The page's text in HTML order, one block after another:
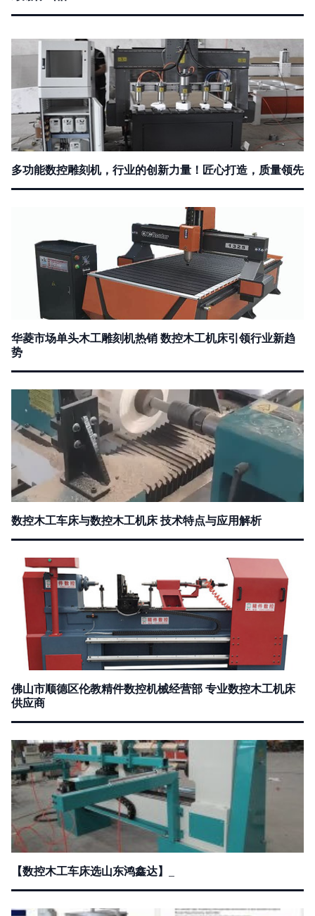
多功能数控雕刻机，行业的创新力量！匠心打造，质量领先
华菱市场单头木工雕刻机热销 数控木工机床引领行业新趋
势
数控木工车床与数控木工机床 技术特点与应用解析
佛山市顺德区伦教精件数控机械经营部 专业数控木工机床
供应商
【数控木工车床选山东鸿鑫达】_